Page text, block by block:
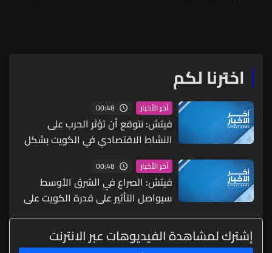
اخترنا لكم
آخر الأخبار 00:48
فيتش: نتوقع أن تؤثر الحرب على
النشاط الاقتصادي في الكويت بشكل
رئيسي بسبب انخفاض إنتاج النفط
آخر الأخبار 00:48
فيتش: الصراع في الشرق الأوسط
سيواصل التأثير على قدرة الكويت على
تصدير النفط نظرا لاعتمادها على
مضيق هرمز
إشترك لمشاهدة الفيديوهات عبر الانترنت